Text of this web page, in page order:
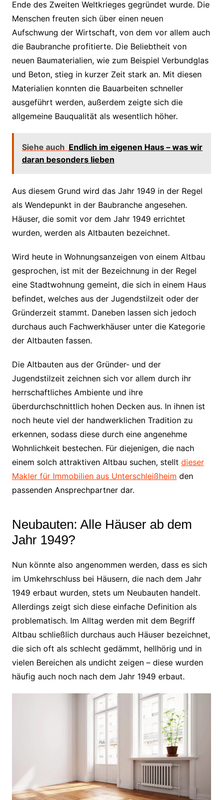
Ende des Zweiten Weltkrieges gegründet wurde. Die
Menschen freuten sich über einen neuen
Aufschwung der Wirtschaft, von dem vor allem auch
die Baubranche profitierte. Die Beliebtheit von
neuen Baumaterialien, wie zum Beispiel Verbundglas
und Beton, stieg in kurzer Zeit stark an. Mit diesen
Materialien konnten die Bauarbeiten schneller
ausgeführt werden, außerdem zeigte sich die
allgemeine Bauqualität als wesentlich höher.
Siehe auch Endlich im eigenen Haus – was wir
daran besonders lieben
Aus diesem Grund wird das Jahr 1949 in der Regel
als Wendepunkt in der Baubranche angesehen.
Häuser, die somit vor dem Jahr 1949 errichtet
wurden, werden als Altbauten bezeichnet.
Wird heute in Wohnungsanzeigen von einem Altbau
gesprochen, ist mit der Bezeichnung in der Regel
eine Stadtwohnung gemeint, die sich in einem Haus
befindet, welches aus der Jugendstilzeit oder der
Gründerzeit stammt. Daneben lassen sich jedoch
durchaus auch Fachwerkhäuser unter die Kategorie
der Altbauten fassen.
Die Altbauten aus der Gründer- und der
Jugendstilzeit zeichnen sich vor allem durch ihr
herrschaftliches Ambiente und ihre
überdurchschnittlich hohen Decken aus. In ihnen ist
noch heute viel der handwerklichen Tradition zu
erkennen, sodass diese durch eine angenehme
Wohnlichkeit bestechen. Für diejenigen, die nach
einem solch attraktiven Altbau suchen, stellt dieser
Makler für Immobilien aus Unterschleißheim den
passenden Ansprechpartner dar.
Neubauten: Alle Häuser ab dem
Jahr 1949?
Nun könnte also angenommen werden, dass es sich
im Umkehrschluss bei Häusern, die nach dem Jahr
1949 erbaut wurden, stets um Neubauten handelt.
Allerdings zeigt sich diese einfache Definition als
problematisch. Im Alltag werden mit dem Begriff
Altbau schließlich durchaus auch Häuser bezeichnet,
die sich oft als schlecht gedämmt, hellhörig und in
vielen Bereichen als undicht zeigen – diese wurden
häufig auch noch nach dem Jahr 1949 erbaut.